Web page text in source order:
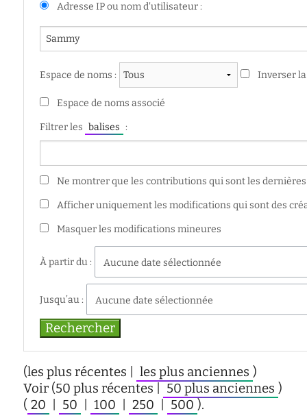
contact
accessibilité
cellule
d'écoute
service
social
safesa
Adresse IP ou nom d'utilisateur :
Espace de noms : Inverser
Espace de noms associé
Filtrer les balises :
Ne montrer que les contributions qui sont les
Afficher uniquement les modifications qui sont des
Masquer les modifications mineures
À partir du : Aucune date sélectionnée
Jusqu’au : Aucune date sélectionnée
(les plus récentes | les plus anciennes )
Voir (50 plus récentes |
50 plus anciennes )
( 20 50 100 250 500 ).